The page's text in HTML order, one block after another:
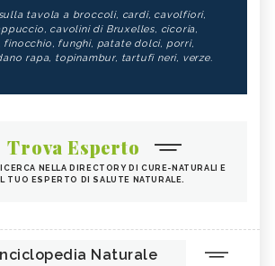
tavola a broccoli, cardi, cavolfiori,
cavolini di Bruxelles, cicoria,
finocchio, funghi, patate dolci, porri,
rapa, topinambur, tartufi neri, verze.
Trova Esperto
NELLA DIRECTORY DI CURE-NATURALI E
TUO ESPERTO DI SALUTE NATURALE.
Naturale